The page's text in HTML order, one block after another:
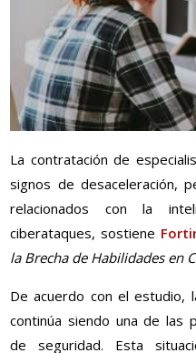
La contratación de
signos de desaceleración,
relacionados con la
ciberataques, sostiene
la Brecha de Habilidades en
De acuerdo con el estudio,
continúa siendo una de las
de seguridad. Esta